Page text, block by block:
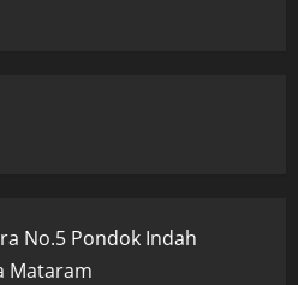
No.5 Pondok Indah
Mataram